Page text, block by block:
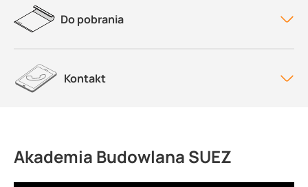
Do pobrania
Kontakt
Akademia Budowlana SUEZ